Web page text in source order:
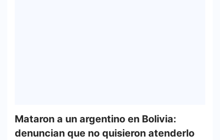
Mataron a un argentino en Bolivia:
denuncian que no quisieron atenderlo